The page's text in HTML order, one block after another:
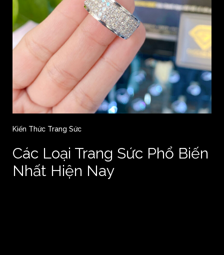
Kiến Thức Trang Sức
Các Loại Trang Sức Phổ Biến
Nhất Hiện Nay